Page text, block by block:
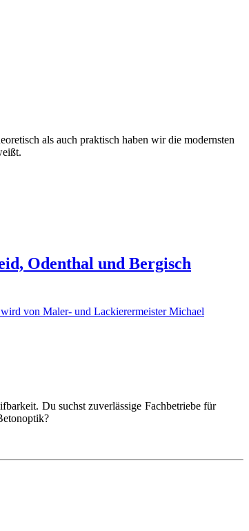
als auch praktisch haben wir die modernsten
Odenthal und Bergisch
von Maler- und Lackierermeister Michael
Du suchst zuverlässige Fachbetriebe für